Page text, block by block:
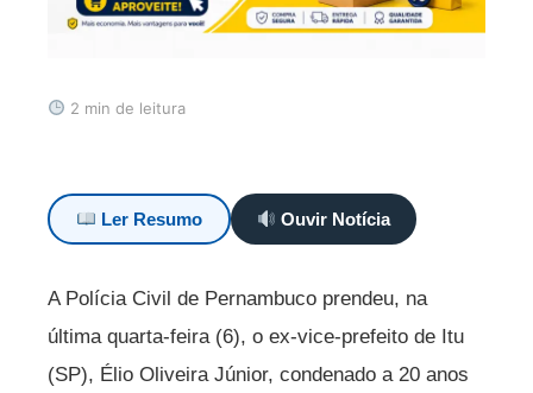
2 min de leitura
Ler Resumo Ouvir Notícia
A Polícia Civil de Pernambuco prendeu, na
última quarta-feira (6), o ex-vice-prefeito de Itu
(SP), Élio Oliveira Júnior, condenado a 20 anos